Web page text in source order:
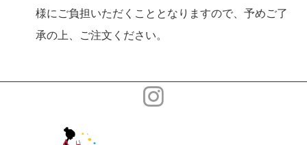
様にご負担いただくこととなりますので、予めご了
承の上、ご注文ください。